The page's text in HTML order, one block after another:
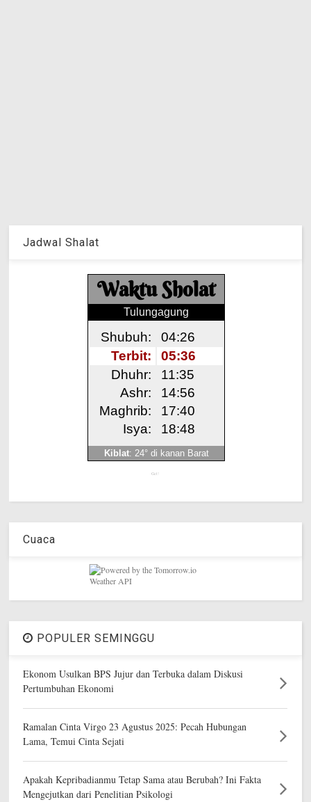
Jadwal Shalat
Get!
Cuaca
POPULER SEMINGGU
Ekonom Usulkan BPS Jujur dan Terbuka dalam Diskusi
Pertumbuhan Ekonomi
Ramalan Cinta Virgo 23 Agustus 2025: Pecah Hubungan
Lama, Temui Cinta Sejati
Apakah Kepribadianmu Tetap Sama atau Berubah? Ini Fakta
Mengejutkan dari Penelitian Psikologi